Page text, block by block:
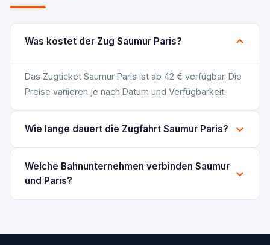
Was kostet der Zug Saumur Paris?
Das Zugticket Saumur Paris ist ab 42 € verfügbar. Die
Preise variieren je nach Datum und Verfügbarkeit.
Wie lange dauert die Zugfahrt Saumur Paris?
Welche Bahnunternehmen verbinden Saumur
und Paris?